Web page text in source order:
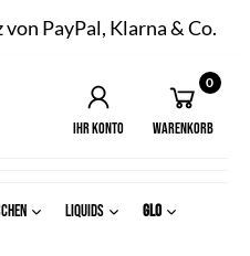
PayPal, Klarna & Co.
Ihr Konto
0
Warenkorb
LIQUIDS
Glo